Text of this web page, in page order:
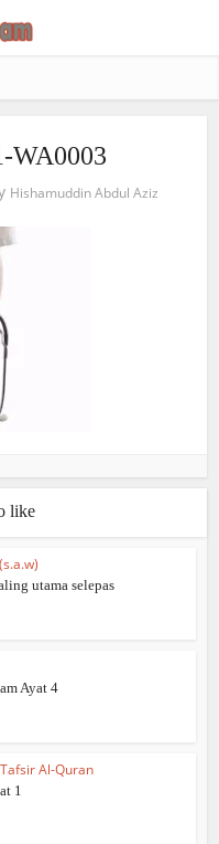
WA0003
Hishamuddin Abdul Aziz
like
utama selepas
Ayat 4
Tafsir Al-Quran
1